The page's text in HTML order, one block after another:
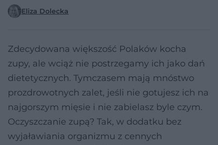
Eliza Dolecka
Zdecydowana większość Polaków kocha
zupy, ale wciąż nie postrzegamy ich jako dań
dietetycznych. Tymczasem mają mnóstwo
prozdrowotnych zalet, jeśli nie gotujesz ich na
najgorszym mięsie i nie zabielasz byle czym.
Oczyszczanie zupą? Tak, w dodatku bez
wyjaławiania organizmu z cennych